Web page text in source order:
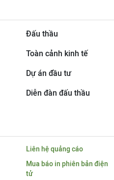
Đấu thầu
Toàn cảnh kinh tế
Dự án đầu tư
Diễn đàn đấu thầu
Liên hệ quảng cáo
Mua báo in phiên bản điện
tử